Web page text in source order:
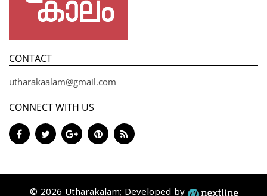
CONTACT
utharakaalam@gmail.com
CONNECT WITH US
© 2026 Utharakalam; Developed by